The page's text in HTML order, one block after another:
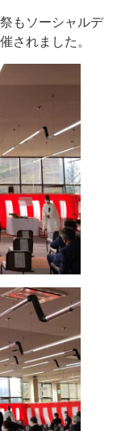
もソーシャルデ
されました。